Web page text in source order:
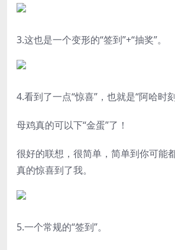
3.这也是一个变形的“签到”+“抽奖”。
4.看到了一点“惊喜”，也就是“阿哈时刻
母鸡真的可以下“金蛋”了！
很好的联想，很简单，简单到你可能
真的惊喜到了我。
5.一个常规的“签到”。